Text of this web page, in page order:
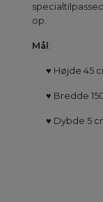
op.
Mål :
♥ Højde 45
♥ Bredde
♥ Dybde 5